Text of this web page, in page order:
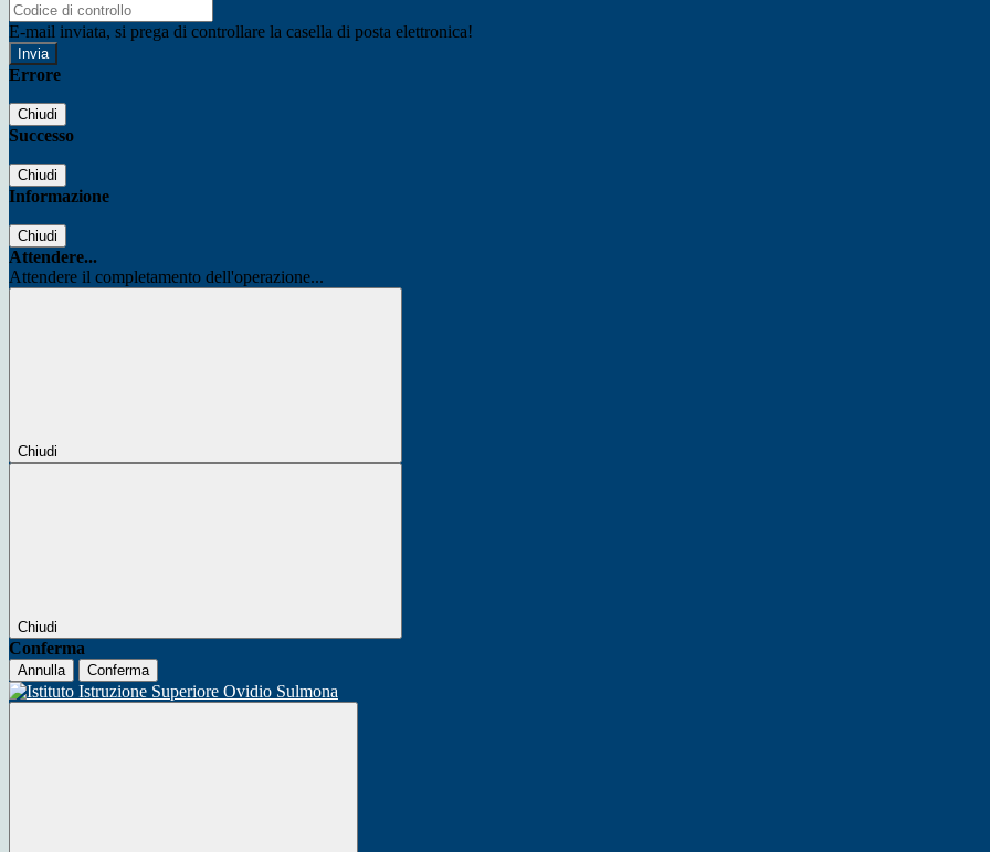
E-mail inviata, si prega di controllare la casella di posta elettronica!
Errore
Chiudi
Successo
Chiudi
Informazione
Chiudi
Attendere...
Attendere il completamento dell'operazione...
Chiudi
Chiudi
Conferma
Annulla Conferma